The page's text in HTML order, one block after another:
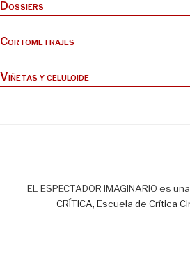
Dossiers
Cortometrajes
Viñetas y celuloide
EL ESPECTADOR IMAGINARIO es
CRÍTICA, Escuela de Crítica